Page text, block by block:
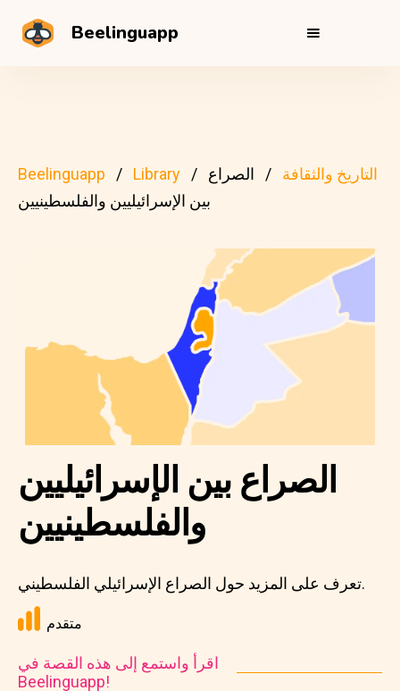
Beelinguapp
Beelinguapp Library التاريخ والثقافة
الصراع
بين الإسرائيليين والفلسطينيين
الصراع بين الإسرائيليين
والفلسطينيين
تعرف على المزيد حول الصراع الإسرائيلي الفلسطيني.
متقدم
اقرأ واستمع إلى هذه القصة في
Beelinguapp!